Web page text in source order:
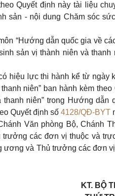
Quyết định này tài liệu
sản - nội dung Chăm sóc
“Hướng dẫn quốc gia về
sản vị thành niên và
hiệu lực thi hành kể từ ngày
niên” ban hành kèm
thanh niên” trong Hướng
Quyết định số 4128/QĐ-BYT
Văn phòng Bộ, Chánh
trưởng các đơn vị thuộc và
ương và Thủ trưởng các đơn
KT. BỘ